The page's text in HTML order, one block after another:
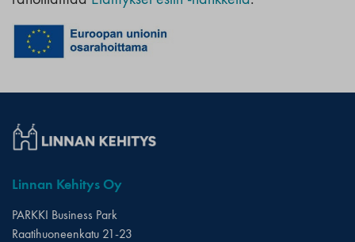
Linnan Kehitys Oy
PARKKI Business Park
Raatihuoneenkatu 21-23